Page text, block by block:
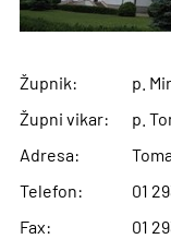
Župnik:
p.
Župni vikar:
p.
Adresa:
Telefon:
01
Fax:
01